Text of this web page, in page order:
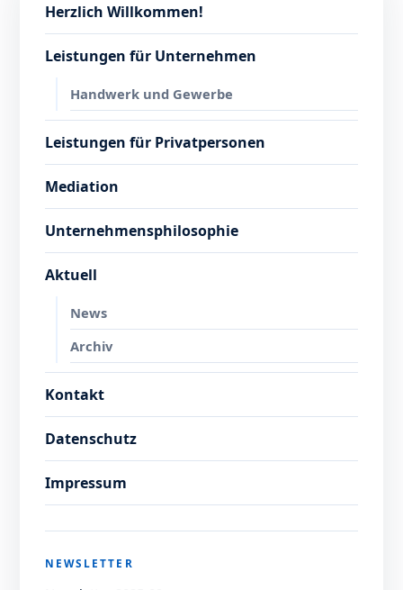
Herzlich Willkommen!
Leistungen für Unternehmen
Handwerk und Gewerbe
Leistungen für Privatpersonen
Mediation
Unternehmensphilosophie
Aktuell
News
Archiv
Kontakt
Datenschutz
Impressum
NEWSLETTER